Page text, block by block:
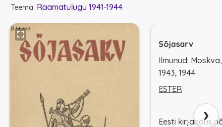
Teema: Raamatulugu 1941-1944
Sõjasarv
Ilmunud:
1943, 1944
ESTER
Eesti kirjandus
›